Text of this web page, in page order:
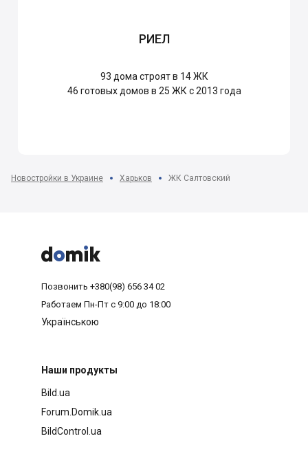
РИЕЛ
93 дома строят в 14 ЖК
46 готовых домов в 25 ЖК с 2013 года
Новостройки в Украине Харьков ЖК Салтовский



Позвонить +380(98) 656 34 02
Работаем Пн-Пт с 9:00 до 18:00
Українською
Наши продукты
Bild.ua
Forum.Domik.ua
BildControl.ua